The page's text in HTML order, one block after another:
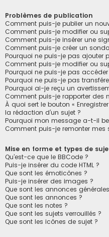
Problèmes de publication
Comment puis-je publier un
Comment puis-je modifier ou
Comment puis-je insérer une
Comment puis-je créer un
Pourquoi ne puis-je pas ajouter
Comment puis-je modifier ou
Pourquoi ne puis-je pas
Pourquoi ne puis-je pas
Pourquoi ai-je reçu un
Comment puis-je rapporter des
À quoi sert le bouton «
la rédaction d’un sujet ?
Pourquoi mon message a-t-il
Comment puis-je remonter mes
Mise en forme et types de
Qu’est-ce que le BBCode ?
Puis-je insérer du code HTML ?
Que sont les émoticônes ?
Puis-je insérer des images ?
Que sont les annonces
Que sont les annonces ?
Que sont les notes ?
Que sont les sujets verrouillés ?
Que sont les icônes de sujet ?